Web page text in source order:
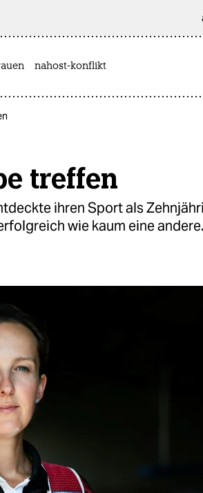
nahost-konflikt
treffen
ihren Sport als
wie kaum eine andere.